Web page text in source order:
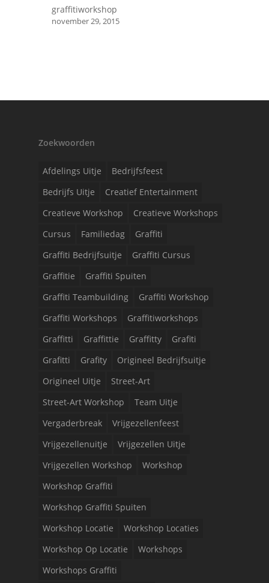
graffitiworkshop
november 29, 2015
Zoekwoorden
Afdelings Uitje
Bedrijfsfeest
Bedrijfs Uitje
Creatief Entertainment
Creatieve Workshop
Creatieve Workshops
Cursus
Familiedag
Graffiti
Graffiti Bedrijfsuitje
Graffiti Cursus
Graffitie
Graffiti Spuiten
Graffiti Teambuilding
Graffiti Workshop
Graffiti Workshops
Graffitiworkshops
Graffitti
Graffittie Graffitty
Grafiti
Grafitti
Grafity
Origineel Bedrijfsuitje
Origineel Uitje
Street-Art
Street-Art Workshop
Team Uitje
Vergaderbreak
Vrijgezellenfeest
Vrijgezellenuitje
Vrijgezellen Uitje
Vrijgezellen Workshop
Workshop
Workshop Graffiti
Workshop Graffiti Spuiten
Workshop Locatie
Workshop Locaties
Workshop Op Locatie
Workshops
Workshops Graffiti